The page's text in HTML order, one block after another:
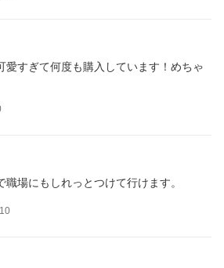
愛すぎて何度も購入しています！めちゃ
場にもしれっとつけて行けます。